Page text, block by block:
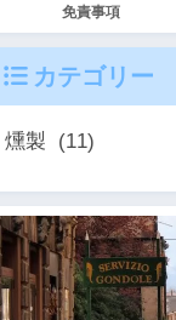
免責事項
カテゴリー